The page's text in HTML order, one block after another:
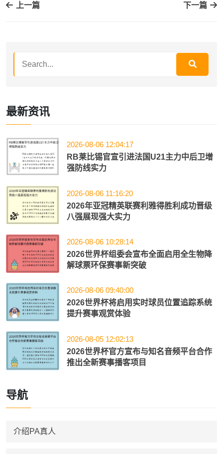
上一篇 下一篇
最新资讯
2026-08-06 12:04:17
RB莱比锡官宣引进法国U21主力中后卫增
强防线实力
2026-08-06 11:16:20
2026年亚冠精英联赛利雅得胜利成功晋级
八强展现强大实力
2026-08-06 10:28:14
2026世界杯组委会宣布全面启用全生物降
解球票环保赛事新突破
2026-08-06 09:40:00
2026世界杯将启用实时球员位置追踪系统
提升赛事观赏体验
2026-08-05 12:02:13
2026世界杯官方宣布与知名音频平台合作
推出全新赛事播客项目
导航
介绍PA真人